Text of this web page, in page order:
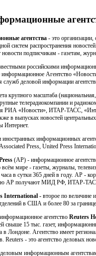
агентства - это
систем распространения
новости подписчикам - газетам,
российскими
информационное Агентство
служб деловой информации
крупного масштаба
телерадиокомпании и
РИА «Новости», ИТАР-ТАСС,
в выпусках новостей
Интернет.
иностранных информационных
Press, United Press
(АР) - информационное
всём мире - газеты, журналы,
часа в сутки 365 дней в году. АР -
АР получают МИД РФ, ИТАР-ТАСС,
International - второе по величине
в США и более 80 за
агентство Reuters
свыше 15 тыс. газет,
в Лондоне. Агентство имеет
Reuters - это агентство деловых
информационным